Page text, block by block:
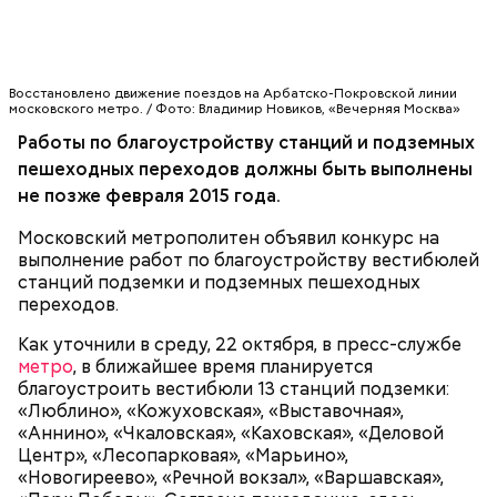
Восстановлено движение поездов на Арбатско-Покровской линии
московского метро. / Фото: Владимир Новиков, «Вечерняя Москва»
Работы по благоустройству станций и подземных
пешеходных переходов должны быть выполнены
не позже февраля 2015 года.
Московский метрополитен объявил конкурс на
выполнение работ по благоустройству вестибюлей
станций подземки и подземных пешеходных
переходов.
Как уточнили в среду, 22 октября, в пресс-службе
метро, в ближайшее время планируется
благоустроить вестибюли 13 станций подземки:
«Люблино», «Кожуховская», «Выставочная»,
«Аннино», «Чкаловская», «Каховская», «Деловой
Центр», «Лесопарковая», «Марьино»,
«Новогиреево», «Речной вокзал», «Варшавская»,
Во время работ, которые будут вестись
круглосуточно, вестибюли станций не будут
закрываться для пассажиров, а будут лишь
огорожены отдельные зоны проведения ремонта,
отметили в подземке.
БЛАГОУСТРОЙСТВО